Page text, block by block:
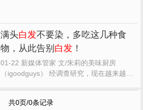
说喜欢吃馒头，执意让我们吃自己的。我和
妻都心照不宣：...
满头白发不要染，多吃这几种食
物，从此告别 白发！
01-22 新媒体管家 文/朱莉的美味厨房
（igoodguys） 经调查研究，现在越来越多
今天就来介绍几种方法，希望对大家有帮
共0页/0条记录